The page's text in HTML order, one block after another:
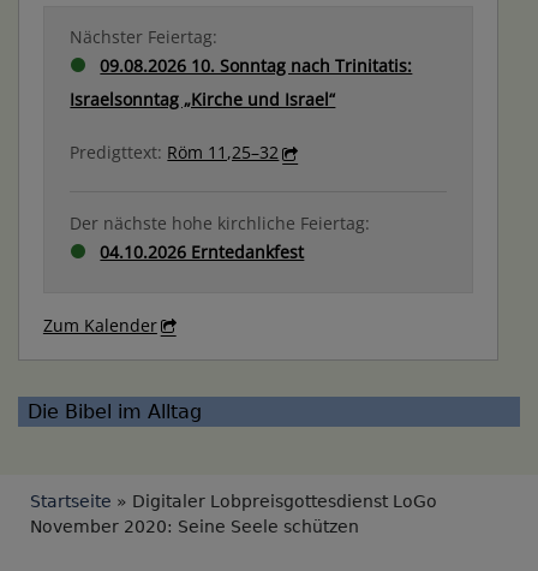
Nächster Feiertag:
09.08.2026 10. Sonntag nach Trinitatis:
Israelsonntag „Kirche und Israel“
Predigttext: Röm 11,25–32
Der nächste hohe kirchliche Feiertag:
04.10.2026 Erntedankfest
Zum Kalender
Die Bibel im Alltag
Breadcrumb
Startseite
Digitaler Lobpreisgottesdienst LoGo
November 2020: Seine Seele schützen